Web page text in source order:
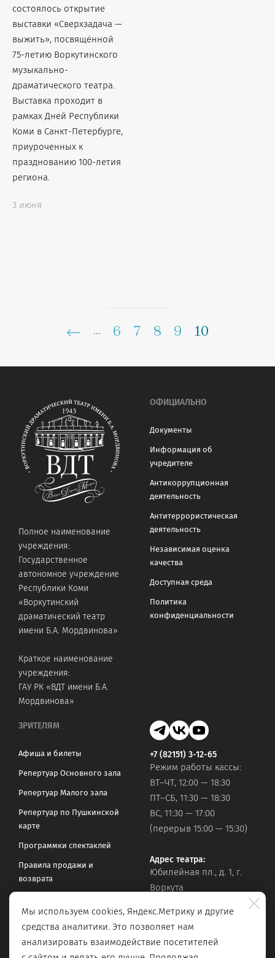
состоялось открытие
выставки «Сверхзадача —
выжить», посвящённой
75-летию Воркутинского
музыкально-
драматического театра.
Выставка проходит в
рамках Дней Республики
Коми в Санкт-Петербурге,
приуроченных к
празднованию 100-летия
региона.
3 июня
... 6 7 8 9 10
Полное наименование
учреждения:
Государственное
автономное учреждение
Республики Коми
«Воркутинский
драматический театр
имени Б.А. Мордвинова»
Краткое наименование
учреждения:
ГАУ РК «ВДТ имени Б.А.
Мордвинова»
ОФИЦИАЛЬНО
Документы
Информация об
учредителе
Антикоррупционная
деятельность
Антитеррористическая
деятельность
Независимая оценка
качества
Доступная среда
Политика
конфиденциальности
ЗРИТЕЛЯМ
Афиша и билеты
Репертуар Основного зала
Репертуар Малого зала
Репертуар по Пушкинской
карте
Программки спектаклей
Правила продажи и
возврата
Оставить обращение
+7 (82151) 3-12-65
Режим работы кассы:
ВТ–ЧТ, 12:00 — 18:30
ПТ–СБ, 11:30 — 18:30
ВС, 11:30 — 17:00
(перерыв 15:00 — 15:30)
Адрес театра:
Юбилейная пл., д. 1, г.
Воркута
Официальная почта:
vorkteatrdr@mail.ru
Мы используем cookies, Яндекс.Метрику и другие
средства аналитики. Это позволяет нам
анализировать взаимодействие посетителей